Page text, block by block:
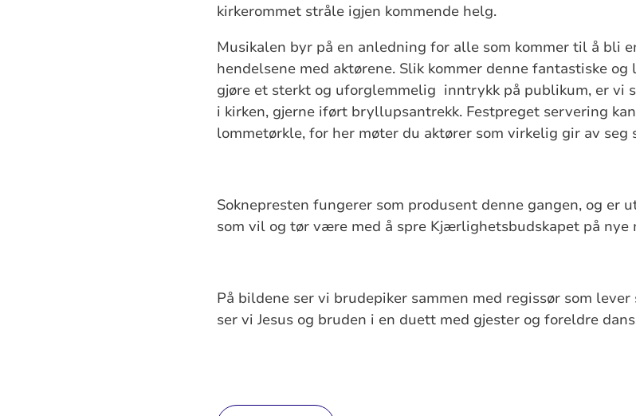
kirkerommet stråle igjen kommende helg.
Musikalen byr på en anledning for alle som kommer til å bli
hendelsene med aktørene. Slik kommer denne fantastiske
gjøre et sterkt og uforglemmelig inntrykk på publikum, er vi
i kirken, gjerne iført bryllupsantrekk. Festpreget servering
lommetørkle, for her møter du aktører som virkelig gir av seg
Soknepresten fungerer som produsent denne gangen, og er
som vil og tør være med å spre Kjærlighetsbudskapet på nye
På bildene ser vi brudepiker sammen med regissør som
ser vi Jesus og bruden i en duett med gjester og foreldre
Annette